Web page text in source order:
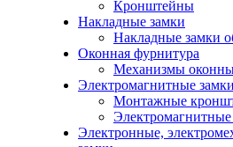
Кронштейны
Накладные замки
Накладные замки
Оконная фурнитура
Механизмы
Электромагнитные замки
Монтажные
Электромагнитные
Электронные,